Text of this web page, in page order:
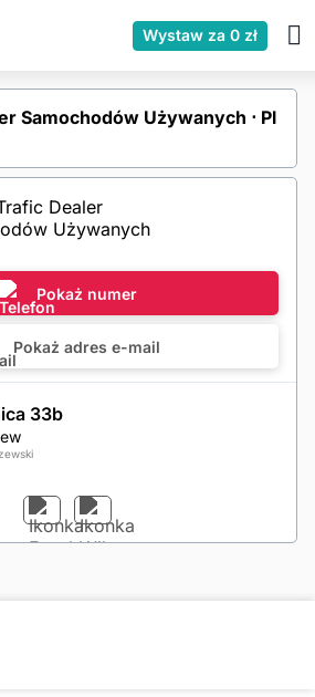
Wystaw za 0 zł
Samochodów Używanych ⋅ Pl
Pokaż numer
Pokaż adres e-mail
33b